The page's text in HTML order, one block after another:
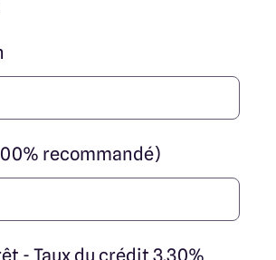
recommandé)
- Taux du crédit 3.30%